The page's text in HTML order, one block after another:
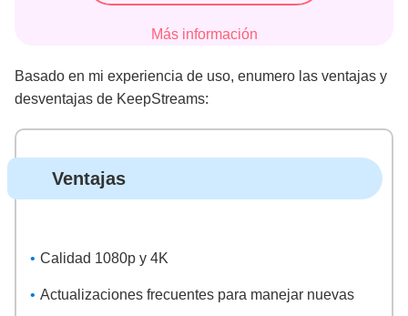
Más información
Basado en mi experiencia de uso, enumero las ventajas y
desventajas de KeepStreams:
Ventajas
Calidad 1080p y 4K
Actualizaciones frecuentes para manejar nuevas